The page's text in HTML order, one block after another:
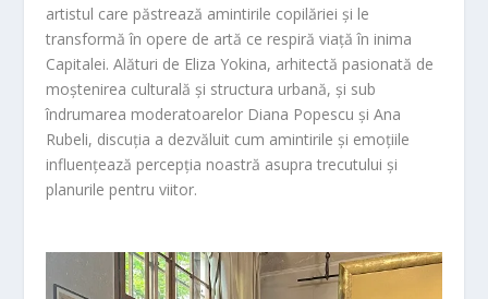
artistul care păstrează amintirile copilăriei și le
transformă în opere de artă ce respiră viață în inima
Capitalei. Alături de Eliza Yokina, arhitectă pasionată de
moștenirea culturală și structura urbană, și sub
îndrumarea moderatoarelor Diana Popescu și Ana
Rubeli, discuția a dezvăluit cum amintirile și emoțiile
influențează percepția noastră asupra trecutului și
planurile pentru viitor.